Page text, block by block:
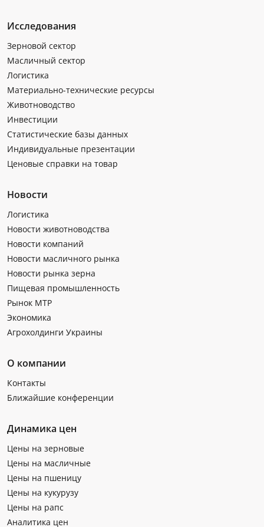
Исследования
Зерновой сектор
Масличный сектор
Логистика
Материально-технические ресурсы
Животноводство
Инвестиции
Статистические базы данных
Индивидуальные презентации
Ценовые справки на товар
Новости
Логистика
Новости животноводства
Новости компаний
Новости масличного рынка
Новости рынка зерна
Пищевая промышленность
Рынок МТР
Экономика
Агрохолдинги Украины
О компании
Контакты
Ближайшие конференции
Динамика цен
Цены на зерновые
Цены на масличные
Цены на пшеницу
Цены на кукурузу
Цены на рапс
Аналитика цен